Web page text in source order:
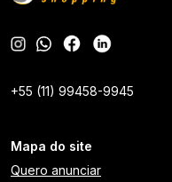
+55 (11) 99458-9945
Mapa do site
Quero anunciar